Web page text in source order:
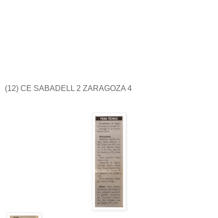
(12) CE SABADELL 2 ZARAGOZA 4